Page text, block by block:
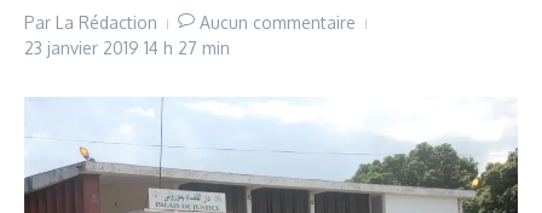
Par La Rédaction
Aucun commentaire
23 janvier 2019 14 h 27 min